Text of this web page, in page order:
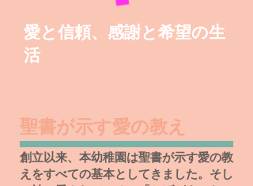
愛と信頼、感謝と希望の生
活
聖書が示す愛の教え
創立以来、本幼稚園は聖書が示す愛の教
えをすべての基本としてきました。そし